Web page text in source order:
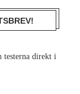
testerna direkt i